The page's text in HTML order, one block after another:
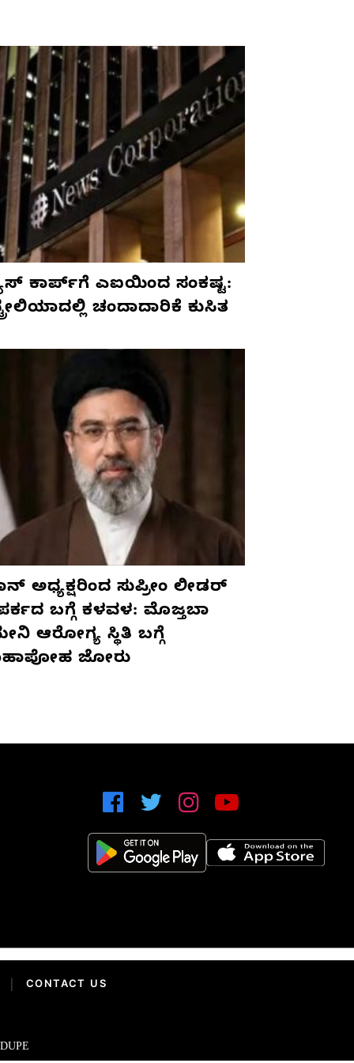
ಕಾರ್ಪ್‌ಗೆ ಎಐಯಿಂದ ಸಂಕಷ್ಟ:
ಚಂದಾದಾರಿಕೆ ಕುಸಿತ
ಅಧ್ಯಕ್ಷರಿಂದ ಸುಪ್ರೀಂ ಲೀಡರ್
ಬಗ್ಗೆ ಕಳವಳ: ಮೊಜ್ತಬಾ
ಆರೋಗ್ಯ ಸ್ಥಿತಿ ಬಗ್ಗೆ
ಜೋರು
CONTACT US